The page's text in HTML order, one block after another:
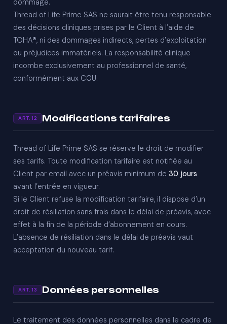
dommage.
Thread of Life Prime SAS ne saurait être tenu responsable
des décisions cliniques prises par le Client à l’aide de
TOHA®, ni des dommages indirects, pertes d’exploitation
ou préjudices immatériels. La responsabilité clinique
incombe exclusivement au professionnel de santé,
conformément aux CGU.
ART. 12 Modifications tarifaires
Thread of Life Prime SAS se réserve le droit de modifier
ses tarifs. Toute modification tarifaire est notifiée au
Client par email avec un préavis minimum de 30 jours
avant l’entrée en vigueur.
Si le Client refuse la modification tarifaire, il dispose d’un
droit de résiliation sans frais dans le délai de préavis, avec
effet à la fin de la période d’abonnement en cours.
L’absence de résiliation dans le délai de préavis vaut
acceptation du nouveau tarif.
ART. 13 Données personnelles
Le traitement des données personnelles dans le cadre de